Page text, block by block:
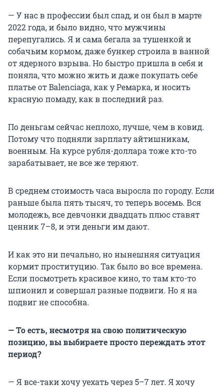
— У нас в профессии был спад, и он был в марте
2022 года, и было видно, что мужчины
перепугались. Я и сама бегала за тушенкой и
собачьим кормом, даже бункер строила в ванной
от ядерного взрыва. Но быстро пришла в себя и
поняла, что можно жить и даже покупать себе
платье от Balenciaga, как у Ремарка, и носить
красную помаду, как в последний раз.
По деньгам сейчас неплохо, лучше, чем в ковид.
Потому что подняли зарплату айтишникам,
военным. На курсе рубля-доллара тоже кто-то
зарабатывает, не все же теряют.
В среднем стоимость часа выросла по городу. Если
раньше была пять тысяч, то теперь восемь. Вся
молодежь, все девчонки двадцать плюс ставят
ценник 7–8, и эти деньги им дают.
И как это ни печально, но нынешняя ситуация
кормит проституцию. Так было во все времена.
Если посмотреть красивое кино, то там кто-то
шпионил и совершал разные подвиги. Но я на
подвиг не способна.
— То есть, несмотря на свою политическую
позицию, вы выбираете просто переждать этот
период?
— Я все-таки хочу уехать через 5–7 лет. Я хочу